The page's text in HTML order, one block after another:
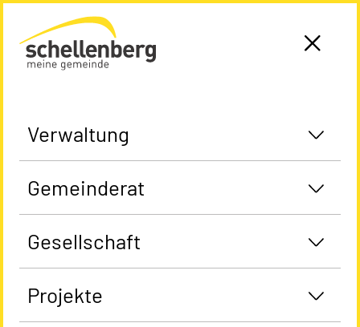
Gemeinde Schellenberg Startseite
Verwaltung
Gemeinderat
Gesellschaft
Projekte